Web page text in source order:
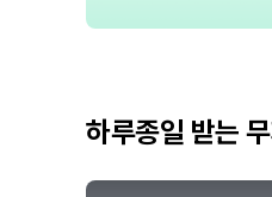
하루종일 받는